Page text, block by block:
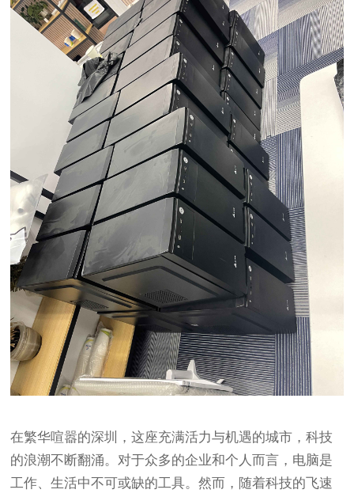
在繁华喧嚣的深圳，这座充满活力与机遇的城市，科技
的浪潮不断翻涌。对于众多的企业和个人而言，电脑是
工作、生活中不可或缺的工具。然而，随着科技的飞速